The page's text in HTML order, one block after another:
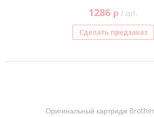
1286 p/ шт.
Сделать предзаказ
Оригинальный картридж